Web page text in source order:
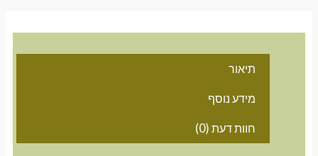
תיאור
מידע נוסף
חוות דעת (0)